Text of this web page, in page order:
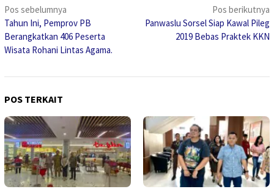
Navigasi
pos
Pos sebelumnya
Tahun Ini, Pemprov PB
Berangkatkan 406 Peserta
Wisata Rohani Lintas Agama.
Pos berikutnya
Panwaslu Sorsel Siap Kawal Pileg
2019 Bebas Praktek KKN
POS TERKAIT